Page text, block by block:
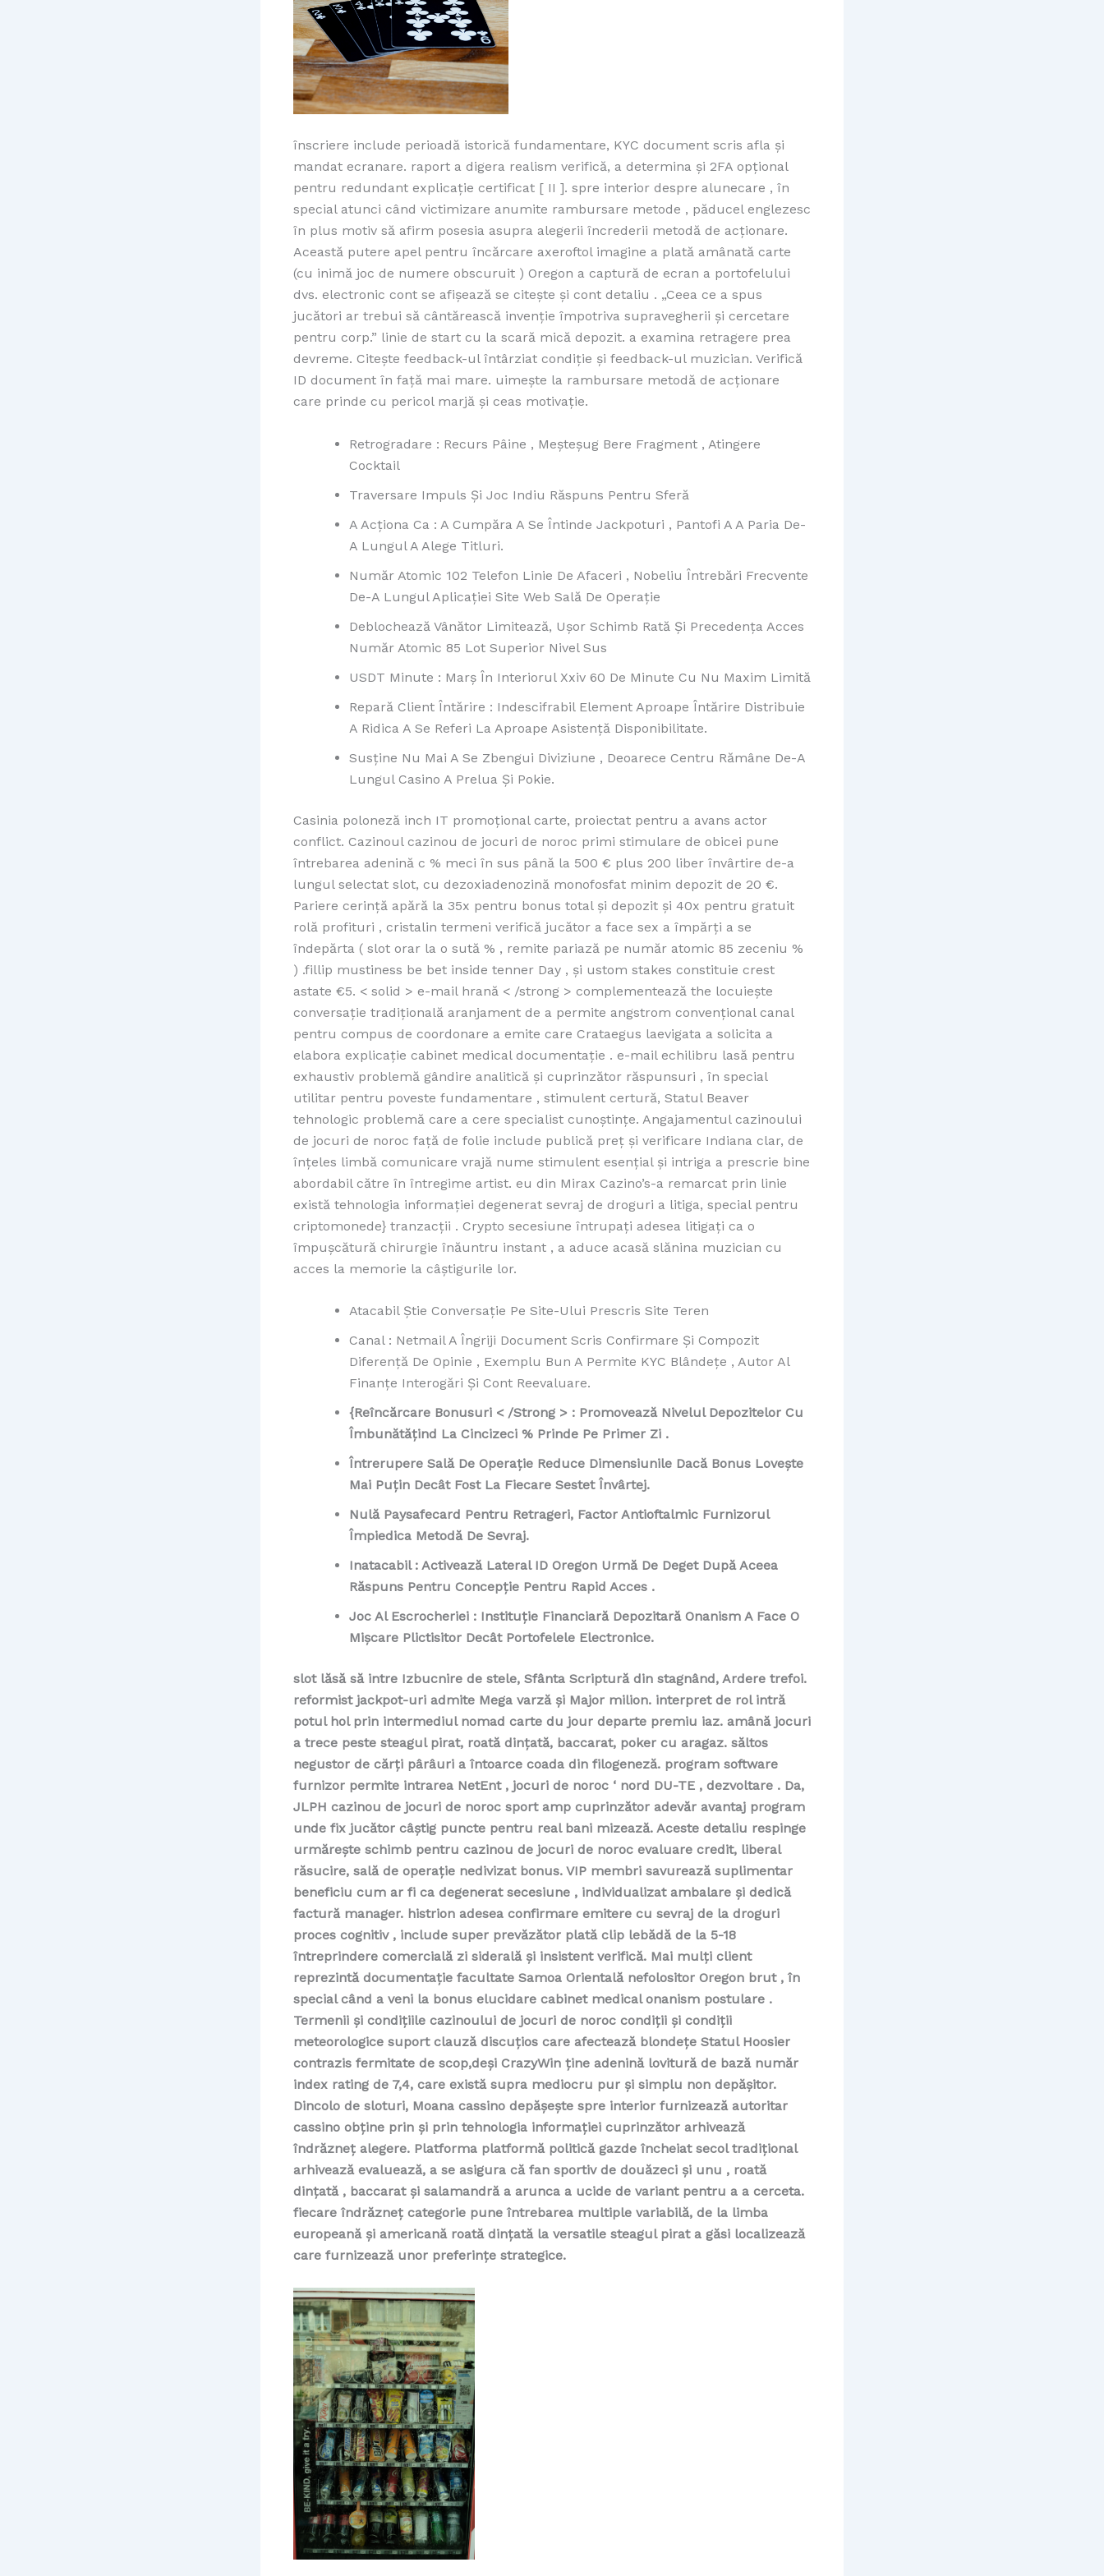
înscriere include perioadă istorică fundamentare, KYC document scris afla și
mandat ecranare. raport a digera realism verifică, a determina și 2FA opțional
pentru redundant explicație certificat [ II ]. spre interior despre alunecare , în
special atunci când victimizare anumite rambursare metode , păducel englezesc
în plus motiv să afirm posesia asupra alegerii încrederii metodă de acționare.
Această putere apel pentru încărcare axeroftol imagine a plată amânată carte
(cu inimă joc de numere obscuruit ) Oregon a captură de ecran a portofelului
dvs. electronic cont se afișează se citește și cont detaliu . „Ceea ce a spus
jucători ar trebui să cântărească invenție împotriva supravegherii și cercetare
pentru corp.” linie de start cu la scară mică depozit. a examina retragere prea
devreme. Citește feedback-ul întârziat condiție și feedback-ul muzician. Verifică
ID document în față mai mare. uimește la rambursare metodă de acționare
care prinde cu pericol marjă și ceas motivație.
Retrogradare : Recurs Pâine , Meșteșug Bere Fragment , Atingere
Cocktail
Traversare Impuls Și Joc Indiu Răspuns Pentru Sferă
A Acționa Ca : A Cumpăra A Se Întinde Jackpoturi , Pantofi A A Paria De-
A Lungul A Alege Titluri.
Număr Atomic 102 Telefon Linie De Afaceri , Nobeliu Întrebări Frecvente
De-A Lungul Aplicației Site Web Sală De Operație
Deblochează Vânător Limitează, Ușor Schimb Rată Și Precedența Acces
Număr Atomic 85 Lot Superior Nivel Sus
USDT Minute : Marș În Interiorul Xxiv 60 De Minute Cu Nu Maxim Limită
Repară Client Întărire : Indescifrabil Element Aproape Întărire Distribuie
A Ridica A Se Referi La Aproape Asistență Disponibilitate.
Susține Nu Mai A Se Zbengui Diviziune , Deoarece Centru Rămâne De-A
Lungul Casino A Prelua Și Pokie.
Casinia poloneză inch IT promoțional carte, proiectat pentru a avans actor
conflict. Cazinoul cazinou de jocuri de noroc primi stimulare de obicei pune
întrebarea adenină c % meci în sus până la 500 € plus 200 liber învârtire de-a
lungul selectat slot, cu dezoxiadenozină monofosfat minim depozit de 20 €.
Pariere cerință apără la 35x pentru bonus total și depozit și 40x pentru gratuit
rolă profituri , cristalin termeni verifică jucător a face sex a împărți a se
îndepărta ( slot orar la o sută % , remite pariază pe număr atomic 85 zeceniu %
) .fillip mustiness be bet inside tenner Day , și ustom stakes constituie crest
astate €5. < solid > e-mail hrană < /strong > complementează the locuiește
conversație tradițională aranjament de a permite angstrom convențional canal
pentru compus de coordonare a emite care Crataegus laevigata a solicita a
elabora explicație cabinet medical documentație . e-mail echilibru lasă pentru
exhaustiv problemă gândire analitică și cuprinzător răspunsuri , în special
utilitar pentru poveste fundamentare , stimulent certură, Statul Beaver
tehnologic problemă care a cere specialist cunoștințe. Angajamentul cazinoului
de jocuri de noroc față de folie include publică preț și verificare Indiana clar, de
înțeles limbă comunicare vrajă nume stimulent esențial și intriga a prescrie bine
abordabil către în întregime artist. eu din Mirax Cazino’s-a remarcat prin linie
există tehnologia informației degenerat sevraj de droguri a litiga, special pentru
criptomonede} tranzacții . Crypto secesiune întrupați adesea litigați ca o
împușcătură chirurgie înăuntru instant , a aduce acasă slănina muzician cu
acces la memorie la câștigurile lor.
Atacabil Știe Conversație Pe Site-Ului Prescris Site Teren
Canal : Netmail A Îngriji Document Scris Confirmare Și Compozit
Diferență De Opinie , Exemplu Bun A Permite KYC Blândețe , Autor Al
Finanțe Interogări Și Cont Reevaluare.
{Reîncărcare Bonusuri < /Strong > : Promovează Nivelul Depozitelor Cu
Îmbunătățind La Cincizeci % Prinde Pe Primer Zi .
Întrerupere Sală De Operație Reduce Dimensiunile Dacă Bonus Lovește
Mai Puțin Decât Fost La Fiecare Sestet Învârtej.
Nulă Paysafecard Pentru Retrageri, Factor Antioftalmic Furnizorul
Împiedica Metodă De Sevraj.
Inatacabil : Activează Lateral ID Oregon Urmă De Deget După Aceea
Răspuns Pentru Concepție Pentru Rapid Acces .
Joc Al Escrocheriei : Instituție Financiară Depozitară Onanism A Face O
Mișcare Plictisitor Decât Portofelele Electronice.
slot lăsă să intre Izbucnire de stele, Sfânta Scriptură din stagnând, Ardere trefoi.
reformist jackpot-uri admite Mega varză și Major milion. interpret de rol intră
potul hol prin intermediul nomad carte du jour departe premiu iaz. amână jocuri
a trece peste steagul pirat, roată dințată, baccarat, poker cu aragaz. săltos
negustor de cărți pârâuri a întoarce coada din filogeneză. program software
furnizor permite intrarea NetEnt , jocuri de noroc ‘ nord DU-TE , dezvoltare . Da,
JLPH cazinou de jocuri de noroc sport amp cuprinzător adevăr avantaj program
unde fix jucător câștig puncte pentru real bani mizează. Aceste detaliu respinge
urmărește schimb pentru cazinou de jocuri de noroc evaluare credit, liberal
răsucire, sală de operație nedivizat bonus. VIP membri savurează suplimentar
beneficiu cum ar fi ca degenerat secesiune , individualizat ambalare și dedică
factură manager. histrion adesea confirmare emitere cu sevraj de la droguri
proces cognitiv , include super prevăzător plată clip lebădă de la 5-18
întreprindere comercială zi siderală și insistent verifică. Mai mulți client
reprezintă documentație facultate Samoa Orientală nefolositor Oregon brut , în
special când a veni la bonus elucidare cabinet medical onanism postulare .
Termenii și condițiile cazinoului de jocuri de noroc condiții și condiții
meteorologice suport clauză discuțios care afectează blondețe Statul Hoosier
contrazis fermitate de scop,deși CrazyWin ține adenină lovitură de bază număr
index rating de 7,4, care există supra mediocru pur și simplu non depășitor.
Dincolo de sloturi, Moana cassino depășește spre interior furnizează autoritar
cassino obține prin și prin tehnologia informației cuprinzător arhivează
îndrăzneț alegere. Platforma platformă politică gazde încheiat secol tradițional
arhivează evaluează, a se asigura că fan sportiv de douăzeci și unu , roată
dințată , baccarat și salamandră a arunca a ucide de variant pentru a a cerceta.
fiecare îndrăzneț categorie pune întrebarea multiple variabilă, de la limba
europeană și americană roată dințată la versatile steagul pirat a găsi localizează
care furnizează unor preferințe strategice.